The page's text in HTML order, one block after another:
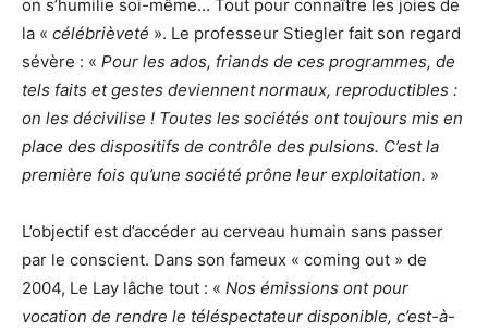
on s’humilie soi-même… Tout pour connaître les joies de
la « célébrièveté ». Le professeur Stiegler fait son regard
sévère : « Pour les ados, friands de ces programmes, de
tels faits et gestes deviennent normaux, reproductibles :
on les décivilise ! Toutes les sociétés ont toujours mis en
place des dispositifs de contrôle des pulsions. C’est la
première fois qu’une société prône leur exploitation. »
L’objectif est d’accéder au cerveau humain sans passer
par le conscient. Dans son fameux « coming out » de
2004, Le Lay lâche tout : « Nos émissions ont pour
vocation de rendre le téléspectateur disponible, c’est-à-